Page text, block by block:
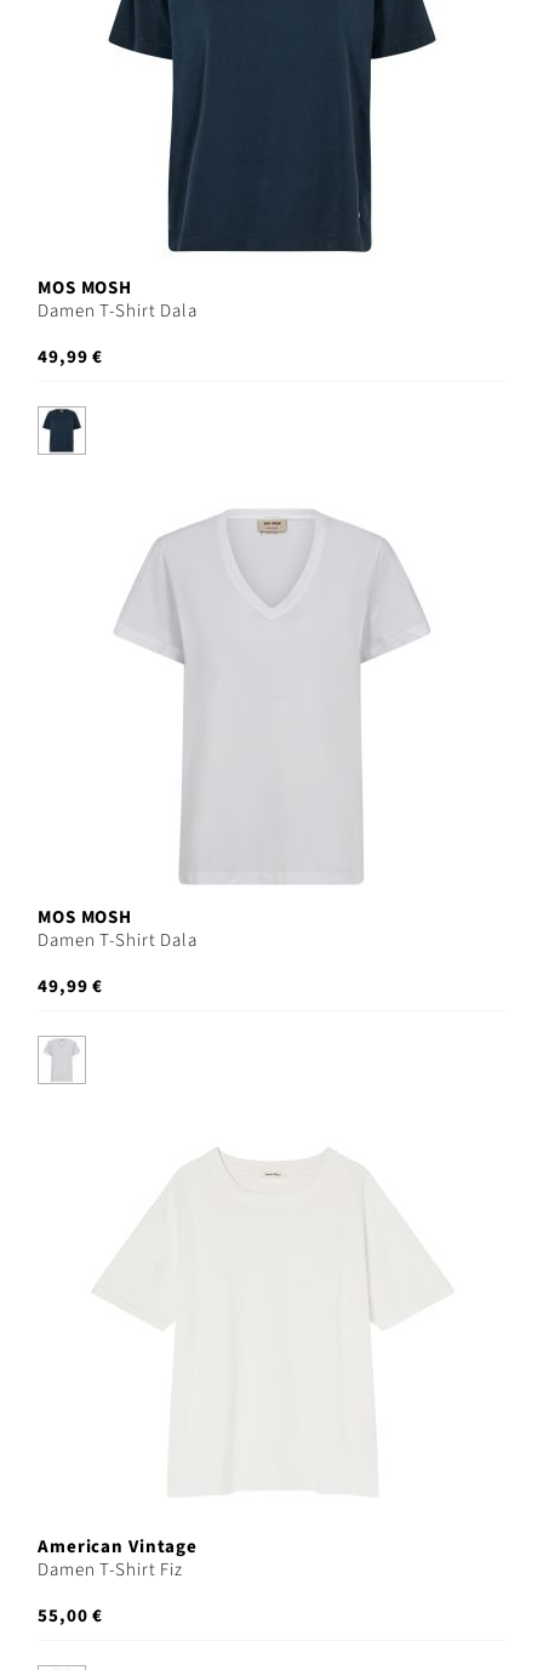
MOS MOSH
Damen T-Shirt Dala
49,99 €
MOS MOSH
Damen T-Shirt Dala
49,99 €
American Vintage
Damen T-Shirt Fiz
55,00 €